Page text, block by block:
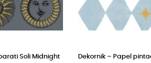
Dekornik – Papel pintado French